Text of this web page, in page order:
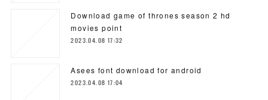
Download game of thrones season 2 hd
movies point
2023.04.08 17:32
Asees font download for android
2023.04.08 17:04